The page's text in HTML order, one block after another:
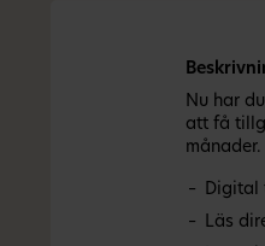
Nu har
att få
Digital
Läs